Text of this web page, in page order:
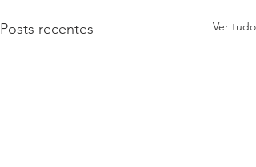
Posts recentes Ver tudo